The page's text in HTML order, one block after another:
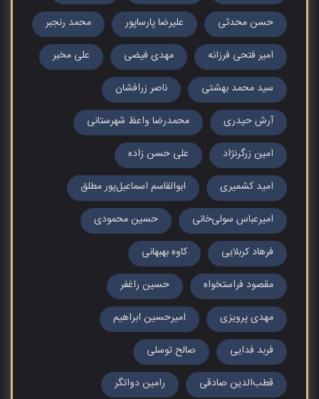
حسن محدثی علیرضا پارساپور محمد رنجبر
امیر فتحی فرزانه مهدی فیضی علی مخبر
سید محمد بهشتی ناصر زرافشان
آرش حیدری محمدرضا واعظ شهرستانی
امین زرگرنژاد علی حسن زاده
امید کشمیری ابوالقاسم اسماعیل‌پور مطلق
امیرعباس سولی‌خانی حسین محمودی
فرهاد کربلایی کاوه بهبهانی
مقصود فراستخواه حسین راغفر
مهدی پرویزی امیرحسین ابراهیم
فربد فدایی صالح توسلی
قطب‌الدین صادقی رامین دواتگر